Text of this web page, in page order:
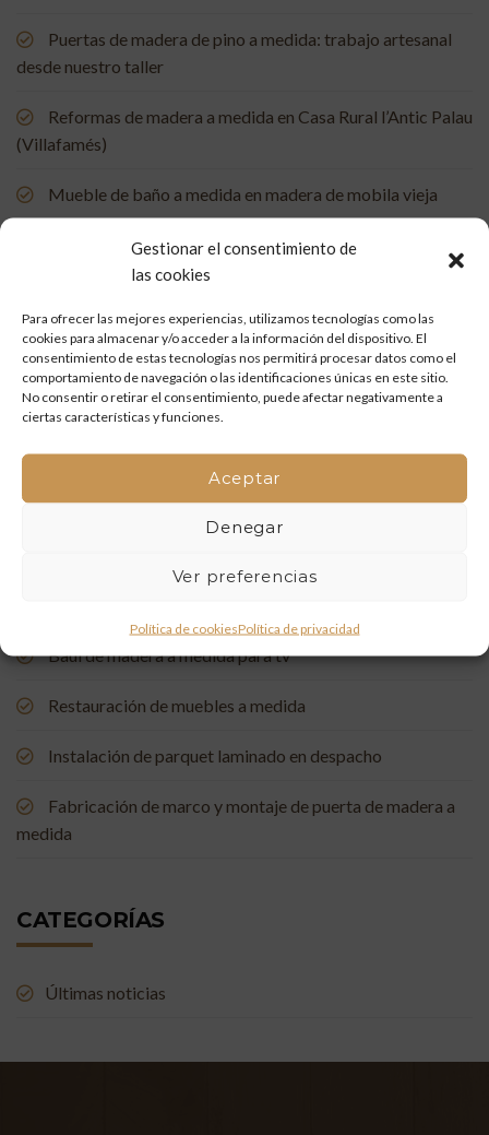
Gestionar el consentimiento de
las cookies
Para ofrecer las mejores experiencias, utilizamos tecnologías como las
cookies para almacenar y/o acceder a la información del dispositivo. El
consentimiento de estas tecnologías nos permitirá procesar datos como el
comportamiento de navegación o las identificaciones únicas en este sitio.
No consentir o retirar el consentimiento, puede afectar negativamente a
ciertas características y funciones.
Aceptar
Denegar
Ver preferencias
Política de cookiesPolítica de privacidad
Puertas de madera de pino a medida: trabajo artesanal
desde nuestro taller
Reformas de madera a medida en Casa Rural l’Antic Palau
(Villafamés)
Mueble de baño a medida en madera de mobila vieja
Restauración de un portón de madera en Onda: tradición
y artesanía que vuelven a la vida
Mueble de baño a medida con acabado en nogal
Un rincón de estudio único: restauración y carpintería a
medida
Restauración de una Capelleta de Visita Domiciliaria: Un
Rehabilitación de Buhardillas: Renovando Espacios con
Baúl de madera a medida para tv
Restauración de muebles a medida
Instalación de parquet laminado en despacho
Fabricación de marco y montaje de puerta de madera a
medida
CATEGORÍAS
Últimas noticias